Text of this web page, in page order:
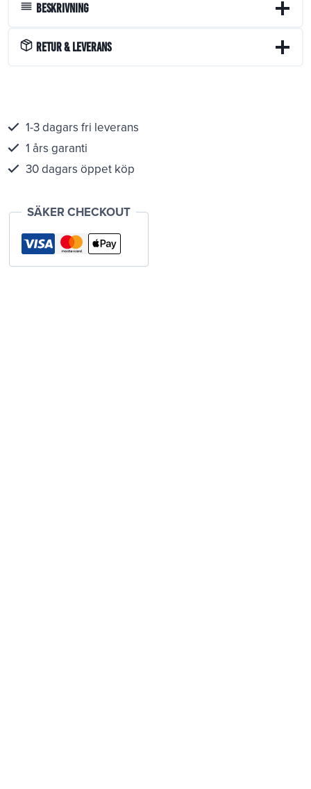
Beskrivning
Retur & Leverans
1-3 dagars fri leverans
1 års garanti
30 dagars öppet köp
SÄKER CHECKOUT